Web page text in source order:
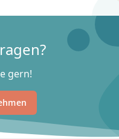
gern!